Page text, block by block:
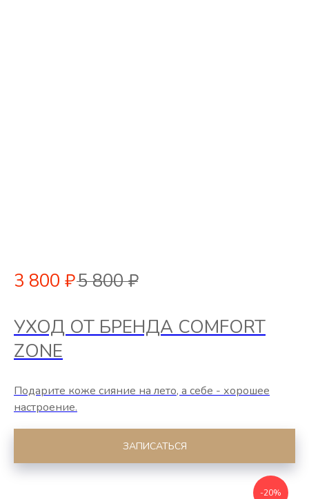
3 800 ₽5 800 ₽
УХОД ОТ БРЕНДА COMFORT
ZONE
Подарите коже сияние на лето, а себе - хорошее
настроение.
ЗАПИСАТЬСЯ
-20%